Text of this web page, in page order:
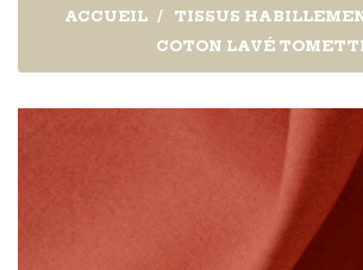
ACCUEIL TISSUS
COTON LAVÉ